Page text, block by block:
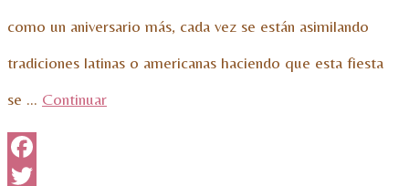
como un aniversario más, cada vez se están asimilando
tradiciones latinas o americanas haciendo que esta fiesta
se … Continuar
Facebook